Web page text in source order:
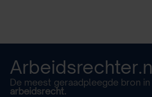
De meest geraadpleegde bron in
arbeidsrecht.